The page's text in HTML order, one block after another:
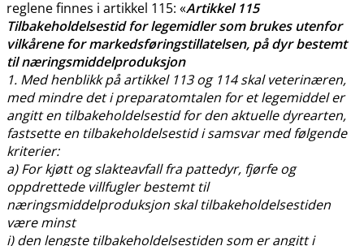
reglene finnes i artikkel 115: «Artikkel 115
Tilbakeholdelsestid for legemidler som brukes utenfor
vilkårene for markedsføringstillatelsen, på dyr bestemt
til næringsmiddelproduksjon
1. Med henblikk på artikkel 113 og 114 skal veterinæren,
med mindre det i preparatomtalen for et legemiddel er
angitt en tilbakeholdelsestid for den aktuelle dyrearten,
fastsette en tilbakeholdelsestid i samsvar med følgende
kriterier:
a) For kjøtt og slakteavfall fra pattedyr, fjørfe og
oppdrettede villfugler bestemt til
næringsmiddelproduksjon skal tilbakeholdelsestiden
være minst
i) den lengste tilbakeholdelsestiden som er angitt i